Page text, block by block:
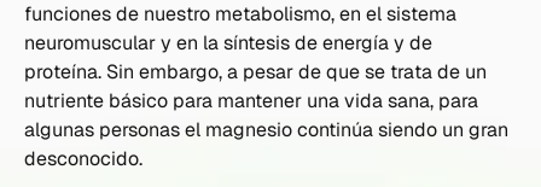
funciones de nuestro metabolismo, en el sistema
neuromuscular y en la síntesis de energía y de
proteína. Sin embargo, a pesar de que se trata de un
nutriente básico para mantener una vida sana, para
algunas personas el magnesio continúa siendo un gran
desconocido.